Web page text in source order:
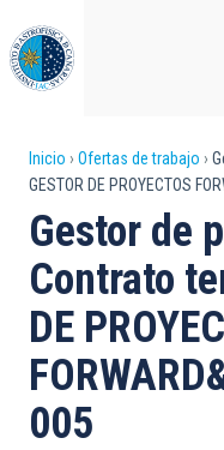
al
contenido
principal
Sobrescribir
enlaces
de
ayuda
a
la
navegación
Inicio Ofertas de trabajo
GESTOR DE PROYECTOS
Gestor de
Contrato
DE
005